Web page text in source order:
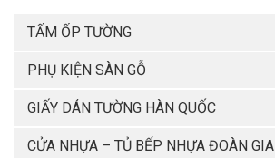
TẤM ỐP TƯỜNG
PHỤ KIỆN SÀN GỖ
GIẤY DÁN TƯỜNG HÀN QUỐC
CỬA NHỰA – TỦ BẾP NHỰA ĐOÀN GIA